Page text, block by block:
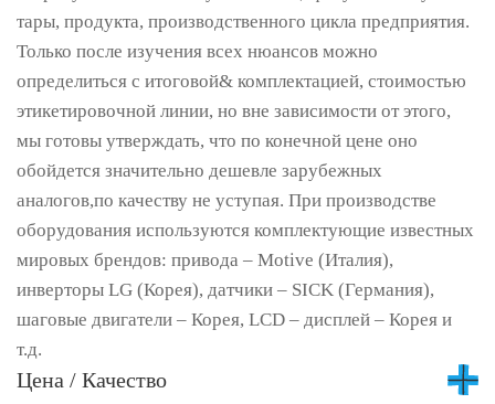
тары, продукта, производственного цикла предприятия.
Только после изучения всех нюансов можно
определиться с итоговой& комплектацией, стоимостью
этикетировочной линии, но вне зависимости от этого,
мы готовы утверждать, что по конечной цене оно
обойдется значительно дешевле зарубежных
аналогов,по качеству не уступая. При производстве
оборудования используются комплектующие известных
мировых брендов: привода – Motive (Италия),
инверторы LG (Корея), датчики – SICK (Германия),
шаговые двигатели – Корея, LCD – дисплей – Корея и
т.д.
Цена / Качество